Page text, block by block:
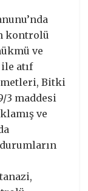
kontrolü
ve
atıf
Bitki
3 maddesi
ve